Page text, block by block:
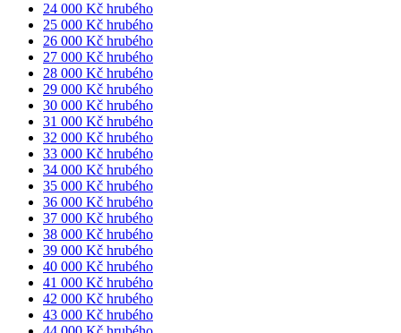
24 000 Kč hrubého
25 000 Kč hrubého
26 000 Kč hrubého
27 000 Kč hrubého
28 000 Kč hrubého
29 000 Kč hrubého
30 000 Kč hrubého
31 000 Kč hrubého
32 000 Kč hrubého
33 000 Kč hrubého
34 000 Kč hrubého
35 000 Kč hrubého
36 000 Kč hrubého
37 000 Kč hrubého
38 000 Kč hrubého
39 000 Kč hrubého
40 000 Kč hrubého
41 000 Kč hrubého
42 000 Kč hrubého
43 000 Kč hrubého